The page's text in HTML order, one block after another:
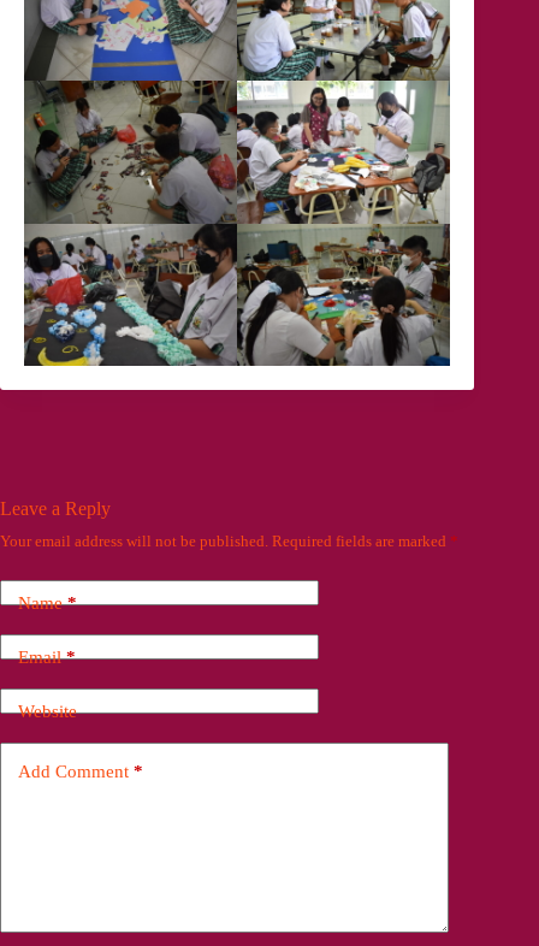
Leave a Reply
Your email address will not be published. Required fields are marked *
Name*
Email*
Website
Add Comment *